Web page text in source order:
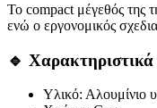
Το compact μέγεθός της
ενώ ο εργονομικός
🔹 Χαρακτηριστικά
Υλικό: Αλουμίνιο